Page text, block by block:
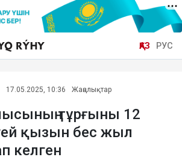
ҚАЗ РУС
17.05.2025, 10:36 Жаңалықтар
тұрғыны 12
қызын бес жыл
келген